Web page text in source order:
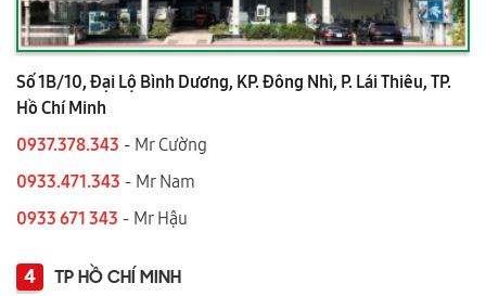
Số 1B/10, Đại Lộ Bình Dương, KP. Đông Nhì, P. Lái Thiêu, TP.
Hồ Chí Minh
0937.378.343 - Mr Cường
0933.471.343 - Mr Nam
0933 671 343 - Mr Hậu
4 TP HỒ CHÍ MINH